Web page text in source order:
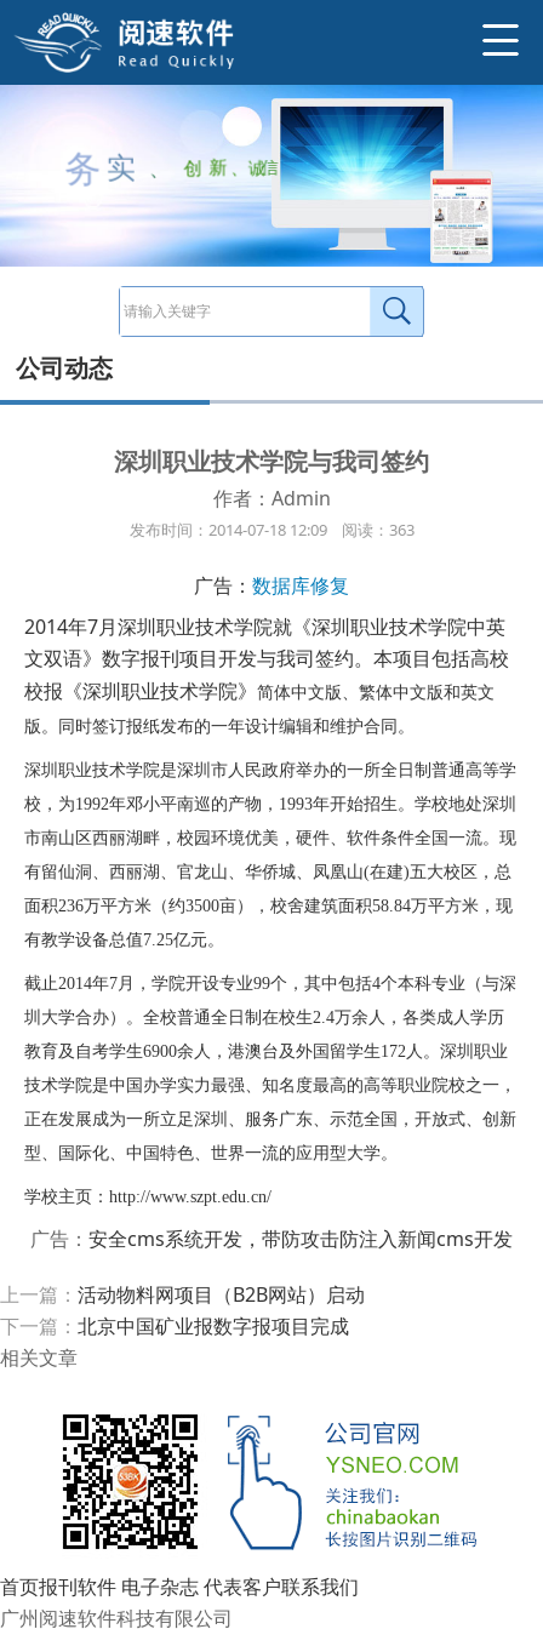
务实、 创 新 、 诚信
公司动态
深圳职业技术学院与我司签约
作者：Admin
发布时间：2014-07-18 12:09 阅读：363
广告： 数据库修复
2014年7月深圳职业技术学院就《深圳职业技术学院中英
文双语》数字报刊项目开发与我司签约。本项目包括高校
校报 《深圳职业技术学院》 简体中文版、繁体中文版和英文
版。同时签订报纸发布的一年设计编辑和维护合同。
深圳职业技术学院是深圳市人民政府举办的一所全日制普通高等学
校，为1992年邓小平南巡的产物，1993年开始招生。学校地处深圳
市南山区西丽湖畔，校园环境优美，硬件、软件条件全国一流。现
有留仙洞、西丽湖、官龙山、华侨城、凤凰山(在建)五大校区，总
面积236万平方米（约3500亩），校舍建筑面积58.84万平方米，现
有教学设备总值7.25亿元。
截止2014年7月，学院开设专业99个，其中包括4个本科专业（与深
圳大学合办）。全校普通全日制在校生2.4万余人，各类成人学历
教育及自考学生6900余人，港澳台及外国留学生172人。深圳职业
技术学院是中国办学实力最强、知名度最高的高等职业院校之一，
正在发展成为一所立足深圳、服务广东、示范全国，开放式、创新
型、国际化、中国特色、世界一流的应用型大学。
学校主页：http://www.szpt.edu.cn/
广告： 安全cms系统开发，带防攻击防注入新闻cms开发
上一篇： 活动物料网项目（B2B网站）启动
下一篇： 北京中国矿业报数字报项目完成
相关文章
首页报刊软件 电子杂志代表客户联系我们
广州阅速软件科技有限公司